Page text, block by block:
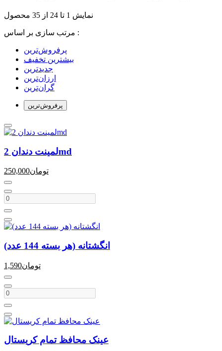
نمایش 1 تا 24 از 35 محصول
مرتب سازی بر اساس :
بیشترین تخفیف
جدیدترین
ارزان‌ترین
گران‌ترین
پرفروش‌ترین‌
لمینت دندان 2md
250,000تومان
انگشتانه (هر بسته 144 عدد)
1,590تومان
عینک محافظ تمام کریستال